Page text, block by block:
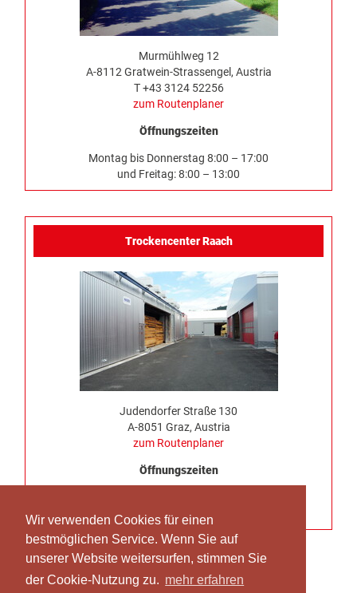
Wir verwenden Cookies für einen
bestmöglichen Service. Wenn Sie auf
unserer Website weitersurfen, stimmen Sie
der Cookie-Nutzung zu. mehr erfahren
Murmühlweg 12
A-8112 Gratwein-Strassengel, Austria
T +43 3124 52256
zum Routenplaner
Öffnungszeiten
Montag bis Donnerstag 8:00 – 17:00
und Freitag: 8:00 – 13:00
Trockencenter Raach
Judendorfer Straße 130
A-8051 Graz, Austria
zum Routenplaner
Öffnungszeiten
Freitag keine LKW Anlieferung möglich